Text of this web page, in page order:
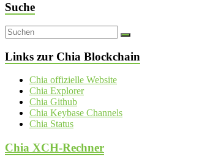
Suche
Links zur Chia Blockchain
Chia offizielle Website
Chia Explorer
Chia Github
Chia Keybase Channels
Chia Status
Chia XCH-Rechner